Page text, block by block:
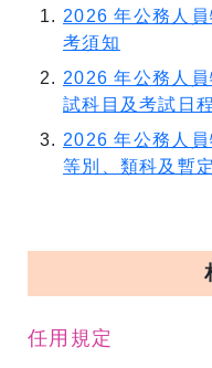
2026 年公務人
考須知
2026 年公務人
試科目及考試日
2026 年公務人
等別、類科及暫
任用規定